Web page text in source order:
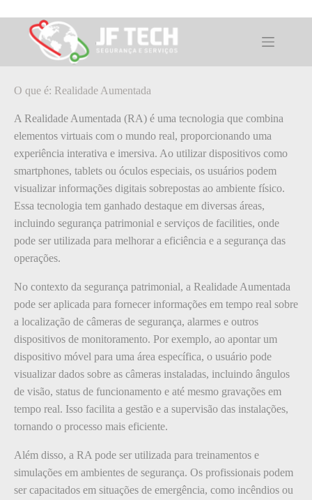
para
conteúdoO que é: Realidade Aumentada
O que é: Realidade Aumentada
A Realidade Aumentada (RA) é uma tecnologia que combina
elementos virtuais com o mundo real, proporcionando uma
experiência interativa e imersiva. Ao utilizar dispositivos como
smartphones, tablets ou óculos especiais, os usuários podem
visualizar informações digitais sobrepostas ao ambiente físico.
Essa tecnologia tem ganhado destaque em diversas áreas,
incluindo segurança patrimonial e serviços de facilities, onde
pode ser utilizada para melhorar a eficiência e a segurança das
operações.
No contexto da segurança patrimonial, a Realidade Aumentada
pode ser aplicada para fornecer informações em tempo real sobre
a localização de câmeras de segurança, alarmes e outros
dispositivos de monitoramento. Por exemplo, ao apontar um
dispositivo móvel para uma área específica, o usuário pode
visualizar dados sobre as câmeras instaladas, incluindo ângulos
de visão, status de funcionamento e até mesmo gravações em
tempo real. Isso facilita a gestão e a supervisão das instalações,
tornando o processo mais eficiente.
Além disso, a RA pode ser utilizada para treinamentos e
simulações em ambientes de segurança. Os profissionais podem
ser capacitados em situações de emergência, como incêndios ou